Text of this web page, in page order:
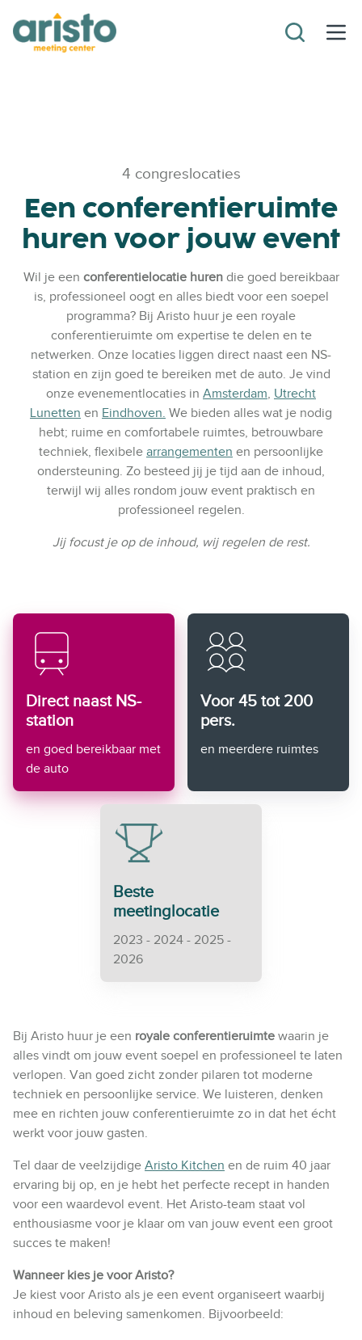
4 congreslocaties
Een conferentieruimte
huren voor jouw event
Wil je een conferentielocatie hurendie goed bereikbaar
is, professioneel oogt en alles biedt voor een soepel
programma? Bij Aristo huur je een royale
conferentieruimte om expertise te delen en te
netwerken. Onze locaties liggen direct naast een NS-
station en zijn goed te bereiken met de auto. Je vind
onze evenementlocaties in Amsterdam, Utrecht
Lunetten en Eindhoven. We bieden alles wat je nodig
hebt; ruime en comfortabele ruimtes, betrouwbare
techniek, flexibele arrangementen en persoonlijke
ondersteuning. Zo besteed jij je tijd aan de inhoud,
terwijl wij alles rondom jouw event praktisch en
professioneel regelen.
Jij focust je op de inhoud, wij regelen de rest.
Direct naast NS-
station
en goed bereikbaar met
de auto
Voor 45 tot 200
pers.
en meerdere ruimtes
Beste
meetinglocatie
2023 - 2024 - 2025 -
2026
Bij Aristo huur je een royale conferentieruimte waarin je
alles vindt om jouw event soepel en professioneel te laten
verlopen. Van goed zicht zonder pilaren tot moderne
techniek en persoonlijke service. We luisteren, denken
mee en richten jouw conferentieruimte zo in dat het écht
werkt voor jouw gasten.
Tel daar de veelzijdige Aristo Kitchen en de ruim 40 jaar
ervaring bij op, en je hebt het perfecte recept in handen
voor een waardevol event. Het Aristo-team staat vol
enthousiasme voor je klaar om van jouw event een groot
succes te maken!
Wanneer kies je voor Aristo?
Je kiest voor Aristo als je een event organiseert waarbij
inhoud en beleving samenkomen. Bijvoorbeeld: